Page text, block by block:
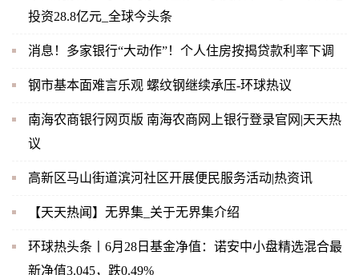
投资28.8亿元_全球今头条
消息！多家银行“大动作”！个人住房按揭贷款利率下调
钢市基本面难言乐观 螺纹钢继续承压-环球热议
南海农商银行网页版 南海农商网上银行登录官网|天天热
议
高新区马山街道滨河社区开展便民服务活动|热资讯
【天天热闻】无界集_关于无界集介绍
环球热头条丨6月28日基金净值：诺安中小盘精选混合最
新净值3.045，跌0.49%